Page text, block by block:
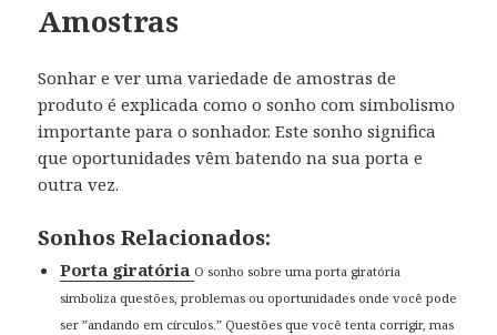
Amostras
Sonhar e ver uma variedade de amostras de
produto é explicada como o sonho com simbolismo
importante para o sonhador. Este sonho significa
que oportunidades vêm batendo na sua porta e
outra vez.
Sonhos Relacionados:
Porta giratória O sonho sobre uma porta giratória
simboliza questões, problemas ou oportunidades onde você pode
ser ”andando em círculos.” Questões que você tenta corrigir, mas